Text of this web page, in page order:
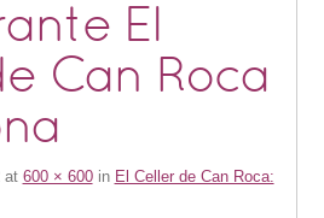
El
Can Roca
at 600 × 600in El Celler de Can Roca: